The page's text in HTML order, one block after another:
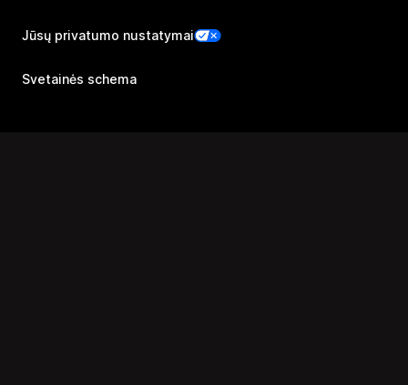
Jūsų privatumo nustatymai
Svetainės schema